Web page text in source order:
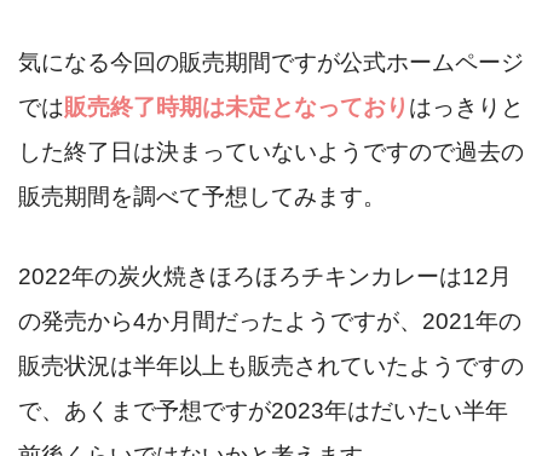
気になる今回の販売期間ですが公式ホームページ
では販売終了時期は未定となっており はっきりと
した終了日は決まっていないようですので過去の
販売期間を調べて予想してみます。
2022年の炭火焼きほろほろチキンカレーは12月
の発売から4か月間だったようですが、2021年の
販売状況は半年以上も販売されていたようですの
で、あくまで予想ですが2023年はだいたい半年